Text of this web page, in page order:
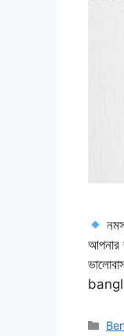
আপনার